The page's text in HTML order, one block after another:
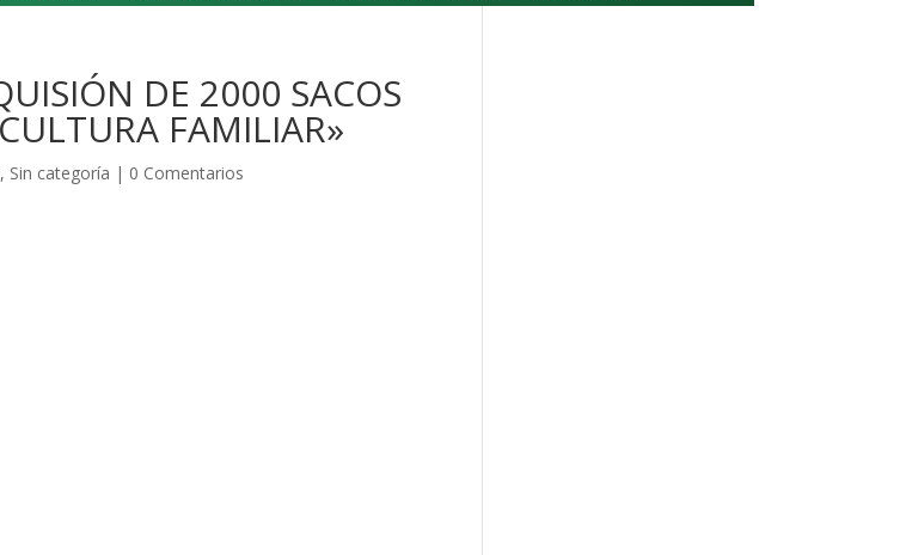
DE 2000 SACOS
FAMILIAR»
, Sin categoría | 0 Comentarios